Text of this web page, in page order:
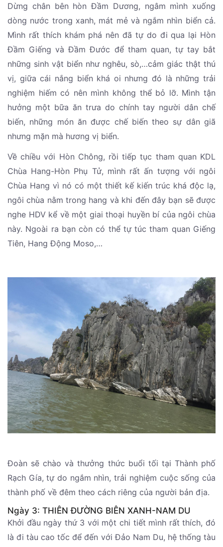
Dừng chân bên hòn Đầm Dương, ngâm mình xuống
dòng nước trong xanh, mát mẻ và ngắm nhìn biển cả.
Mình rất thích khám phá nên đã tự do đi qua lại Hòn
Đầm Giếng và Đầm Đước để tham quan, tự tay bắt
những sinh vật biển như nghêu, sò,…cảm giác thật thú
vị, giữa cái nắng biển khá oi nhưng đó là những trải
nghiệm hiếm có nên mình không thể bỏ lỡ. Mình tận
hưởng một bữa ăn trưa do chính tay người dân chế
biến, những món ăn được chế biến theo sự dân giã
nhưng mặn mà hương vị biển.
Về chiều với Hòn Chông, rồi tiếp tục tham quan KDL
Chùa Hang-Hòn Phụ Tử, mình rất ấn tượng với ngôi
Chùa Hang vì nó có một thiết kế kiến trúc khá độc lạ,
ngôi chùa nằm trong hang và khi đến đây bạn sẽ được
nghe HDV kể về một giai thoại huyền bí của ngôi chùa
này. Ngoài ra bạn còn có thể tự túc tham quan Giếng
Tiên, Hang Động Moso,…
Đoàn sẽ chào và thưởng thức buổi tối tại Thành phố
Rạch Gía, tự do ngắm nhìn, trải nghiệm cuộc sống của
thành phố về đêm theo cách riêng của người bản địa.
Ngày 3: THIÊN ĐƯỜNG BIÊN XANH-NAM DU
Khởi đầu ngày thứ 3 với một chi tiết mình rất thích, đó
là đi tàu cao tốc để đến với Đảo Nam Du, hệ thống tàu